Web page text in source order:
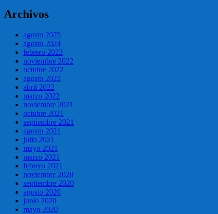
Archivos
agosto 2025
agosto 2024
febrero 2023
noviembre 2022
octubre 2022
agosto 2022
abril 2022
marzo 2022
noviembre 2021
octubre 2021
septiembre 2021
agosto 2021
julio 2021
mayo 2021
marzo 2021
febrero 2021
noviembre 2020
septiembre 2020
agosto 2020
junio 2020
mayo 2020